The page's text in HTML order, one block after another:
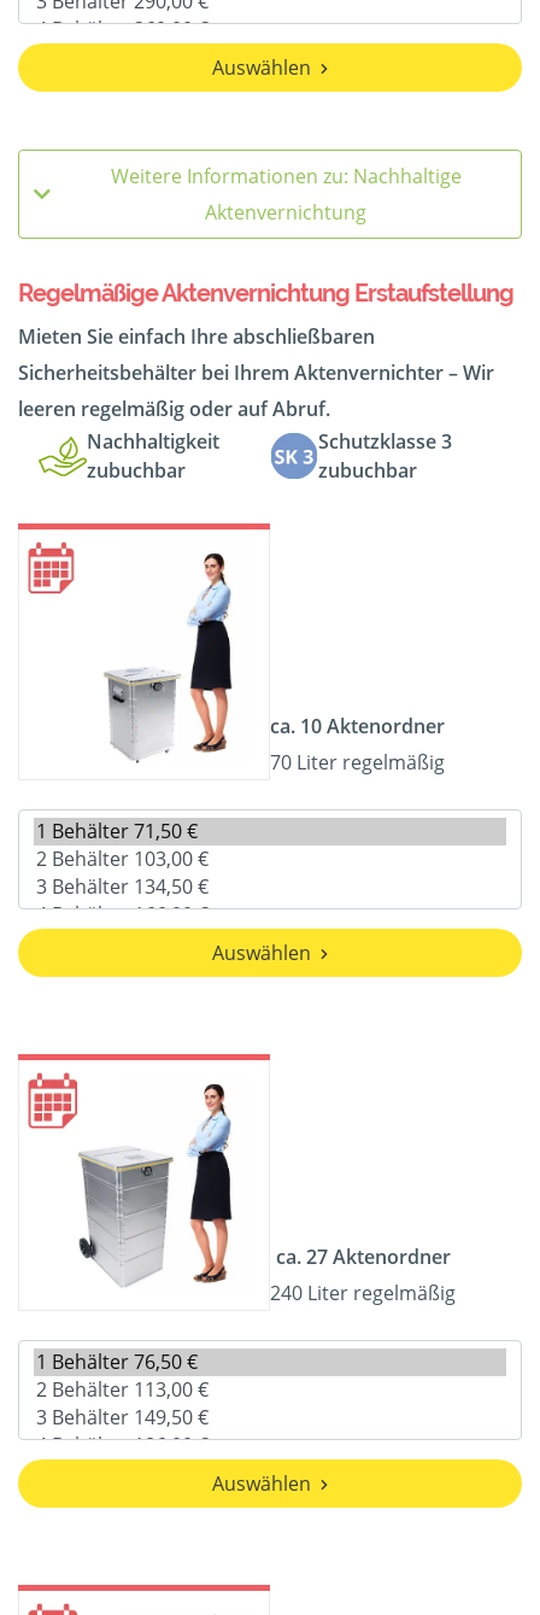
Auswählen
Weitere Informationen zu: Nachhaltige
Aktenvernichtung
Regelmäßige Aktenvernichtung Erstaufstellung
Mieten Sie einfach Ihre abschließbaren
Sicherheitsbehälter bei Ihrem Aktenvernichter – Wir
leeren regelmäßig oder auf Abruf.
Nachhaltigkeit
zubuchbar
Schutzklasse 3
zubuchbar
ca. 10 Aktenordner
70 Liter regelmäßig
Auswählen
ca. 27 Aktenordner
240 Liter regelmäßig
Auswählen